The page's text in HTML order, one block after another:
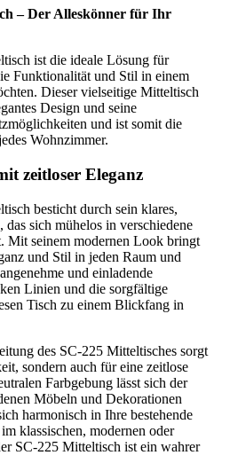
– Der Alleskönner für Ihr
ist die ideale Lösung für
Funktionalität und Stil in einem
Dieser vielseitige Mitteltisch
Design und seine
und ist somit die
Wohnzimmer.
zeitloser Eleganz
besticht durch sein klares,
sich mühelos in verschiedene
Mit seinem modernen Look bringt
und Stil in jeden Raum und
und einladende
Linien und die sorgfältige
Tisch zu einem Blickfang in
des SC-225 Mitteltisches sorgt
sondern auch für eine zeitlose
Farbgebung lässt sich der
Möbeln und Dekorationen
harmonisch in Ihre bestehende
klassischen, modernen oder
SC-225 Mitteltisch ist ein wahrer